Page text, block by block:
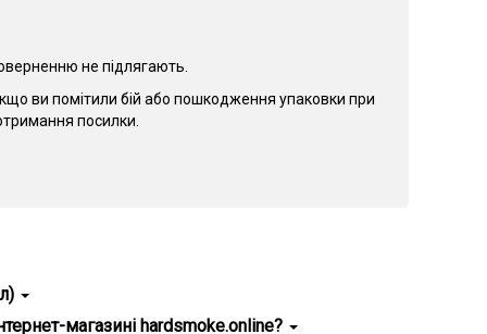
не підлягають.
ви помітили бій або пошкодження упаковки при
посилки.
зручність використання.
магазині hardsmoke.online?